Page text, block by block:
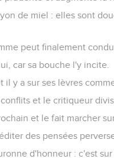
de miel : elles sont
peut finalement
car sa bouche l'y incite.
il y a sur ses lèvres
et le critiqueur
et le fait marcher
des pensées
d'honneur : c'est